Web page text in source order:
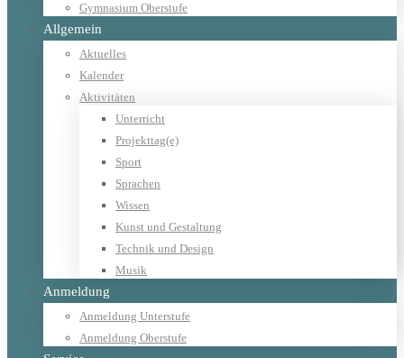
Gymnasium Oberstufe
Allgemein
Aktuelles
Kalender
Aktivitäten
Unterricht
Projekttag(e)
Sport
Sprachen
Wissen
Kunst und Gestaltung
Technik und Design
Musik
Anmeldung
Anmeldung Unterstufe
Anmeldung Oberstufe